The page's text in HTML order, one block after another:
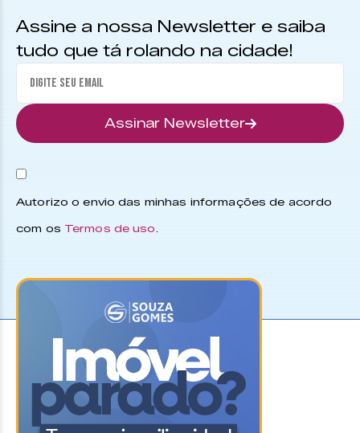
Assine a nossa Newsletter e saiba
tudo que tá rolando na cidade!
Assinar Newsletter
Autorizo o envio das minhas informações de acordo
com os Termos de uso.